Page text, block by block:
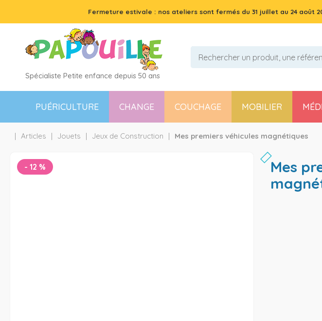
Fermeture estivale : nos ateliers sont fermés du 31 juillet au 24 août
Spécialiste Petite enfance depuis 50 ans
PUÉRICULTURE CHANGE COUCHAGE MOBILIER
Articles Jouets Jeux de Construction Mes premiers véhicules magnétiques
- 12 %
mes premiers véhicules